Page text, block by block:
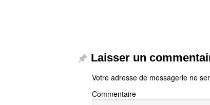
Laisser un
Votre adresse de messagerie ne
Commentaire